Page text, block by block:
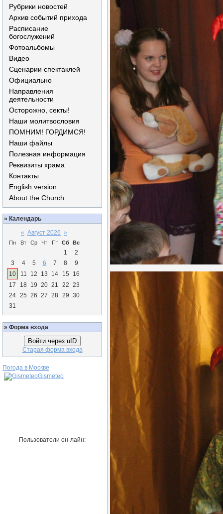
Рубрики новостей
Архив событий прихода
Расписание
богослужений
Фотоальбомы
Видео
Сценарии спектаклей
Официально
Направления
деятельности
Осторожно, секты!
Наши молитвословия
ПОМНИМ! ГОРДИМСЯ!
Наши файлы
Полезная информация
Реквизиты храма
Контакты
English version
About the Church
» Календарь
« Август 2026 »
Пн Вт Ср Чт Пт Сб Вс
1
2
3
4 5 6 7 8
9
10
11 12 13 14 15
16
17
18 19 20 21 22 23
24 25 26 27 28 29 30
31
» Форма входа
Войти через uID
Старая форма входа
Погода в Москве
Gismeteo
Пользователи он-лайн: